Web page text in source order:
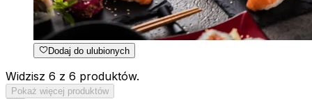
Dodaj do ulubionych
Widzisz 6 z 6 produktów.
Pokaż więcej produktów